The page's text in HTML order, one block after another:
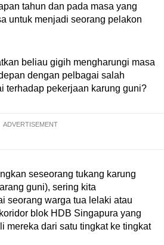
tahun dan pada masa yang
untuk menjadi seorang pelakon
beliau gigih mengharungi masa
dengan pelbagai salah
terhadap pekerjaan karung guni?
ADVERTISEMENT
seseorang tukang karung
guni), sering kita
seorang warga tua lelaki atau
blok HDB Singapura yang
mereka dari satu tingkat ke tingkat